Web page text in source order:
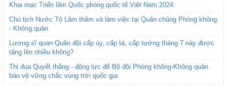
Khai mạc Triển lãm Quốc phòng quốc tế Việt Nam 2024
Chủ tịch Nước Tô Lâm thăm và làm việc tại Quân chủng Phòng không
- Không quân
Lương sĩ quan Quân đội cấp úy, cấp tá, cấp tướng tháng 7 này được
tăng lên nhiều không?
Thi đua Quyết thắng - động lực để Bộ đội Phòng không-Không quân
bảo vệ vững chắc vùng trời quốc gia